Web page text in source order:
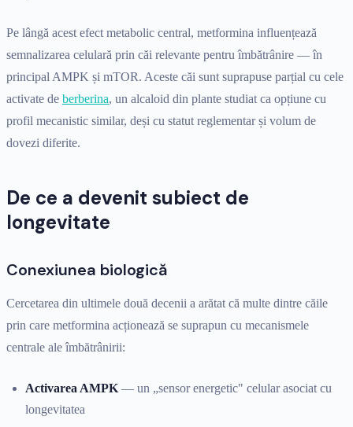
Pe lângă acest efect metabolic central, metformina influențează
semnalizarea celulară prin căi relevante pentru îmbătrânire — în
principal AMPK și mTOR. Aceste căi sunt suprapuse parțial cu cele
activate de berberina, un alcaloid din plante studiat ca opțiune cu
profil mecanistic similar, deși cu statut reglementar și volum de
dovezi diferite.
De ce a devenit subiect de
longevitate
Conexiunea biologică
Cercetarea din ultimele două decenii a arătat că multe dintre căile
prin care metformina acționează se suprapun cu mecanismele
centrale ale îmbătrânirii:
Activarea AMPK — un „sensor energetic" celular asociat cu
longevitatea